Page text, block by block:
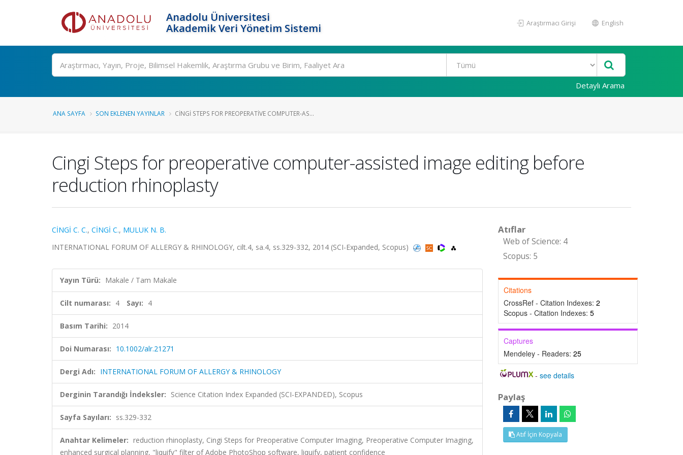
Anadolu Üniversitesi
Akademik Veri Yönetim Sistemi
Araştırmacı Girişi English
Ara
Detaylı Arama
ANA SAYFA SON EKLENEN YAYINLAR CINGI STEPS FOR PREOPERATIVE COMPUTER-AS...
Cingi Steps for preoperative computer-assisted image editing before
reduction rhinoplasty
CİNGİ C. C., CİNGİ C., MULUK N. B.
INTERNATIONAL FORUM OF ALLERGY & RHINOLOGY, cilt.4, sa.4, ss.329-332, 2014 (SCI-Expanded, Scopus)
Yayın Türü: Makale / Tam Makale
Cilt numarası: 4 Sayı: 4
Basım Tarihi: 2014
Doi Numarası: 10.1002/alr.21271
Dergi Adı: INTERNATIONAL FORUM OF ALLERGY & RHINOLOGY
Derginin Tarandığı İndeksler: Science Citation Index Expanded (SCI-EXPANDED), Scopus
Sayfa Sayıları: ss.329-332
Anahtar Kelimeler: reduction rhinoplasty, Cingi Steps for Preoperative Computer Imaging, Preoperative Computer Imaging,
enhanced surgical planning, "liquify" filter of Adobe PhotoShop software, liquify, patient confidence
Atıflar
Web of Science: 4
Scopus: 5
Citations
CrossRef - Citation Indexes: 2
Scopus - Citation Indexes: 5
Captures
Mendeley - Readers: 25
-see details
Paylaş
Atıf İçin Kopyala